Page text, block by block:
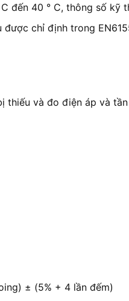
đến 40 ° C, thông số
chỉ định trong
thiếu và đo điện áp và
± (5% + 4 lần đếm)